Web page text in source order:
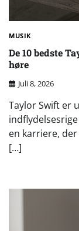
MUSIK
De 10 bedste
høre
Juli 8, 2026
Taylor Swift er
en karriere,
[…]